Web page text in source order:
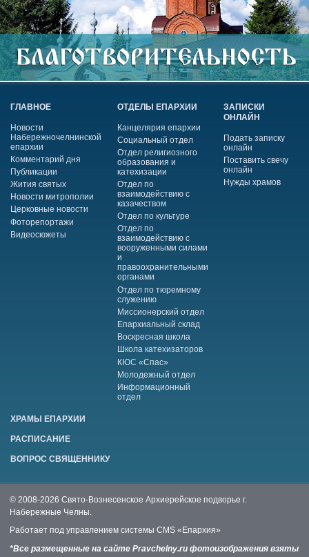
ГЛАВНОЕ
Новости
Набережночелнинской
епархии
Комментарий дня
Публикации
Жития святых
Новости митрополии
Церковные новости
Фоторепортажи
Видеосюжеты
ОТДЕЛЫ ЕПАРХИИ
Канцелярия епархии
Социальный отдел
Отдел религиозного
образования и
катехизации
Отдел по
взаимодействию с
казачеством
Отдел по культуре
Отдел по
взаимодействию с
вооруженными силами
и
правоохранительными
органами
Отдел по тюремному
служению
Миссионерский отдел
Епархиальный склад
Воскресная школа
Школа катехизаторов
КЮС «Спас»
Молодежный отдел
Информационный
отдел
ЗАПИСКИ
ОНЛАЙН
Подать записку
онлайн
Поставить свечу
онлайн
Нужды храмов
ХРАМЫ ЕПАРХИИ
РАСПИСАНИЕ
ВОПРОС СВЯЩЕННИКУ
© 2008-2026 Свято-Вознесенское Архиерейское подворье г.
Набережные Челны.
Работает под управлением системы CMS «Епархия»
*Все размещенные на сайте Pravchelny.ru фотоизображения взяты